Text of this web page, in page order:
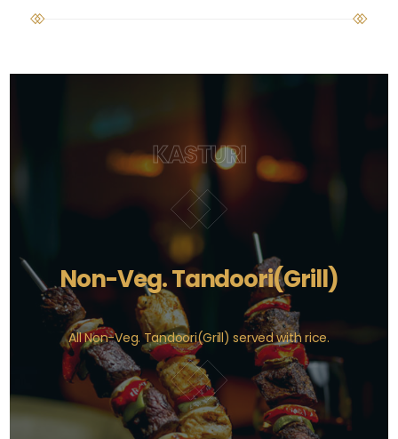
KASTURI
Non-Veg. Tandoori(Grill)
All Non-Veg. Tandoori(Grill) served with rice.